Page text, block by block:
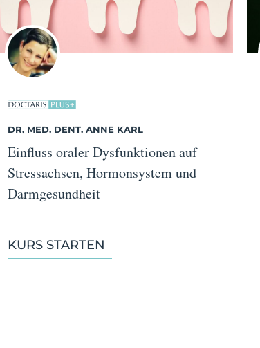
DR. MED. DENT. ANNE KARL
Einfluss oraler Dysfunktionen auf
Stressachsen, Hormonsystem und
Darmgesundheit
KURS STARTEN